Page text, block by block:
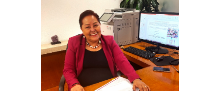
Especial
Opinión
Contacto